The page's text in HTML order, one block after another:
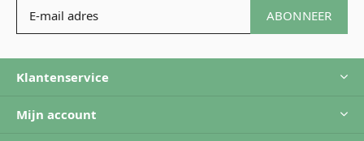
ABONNEER
Klantenservice
Mijn account